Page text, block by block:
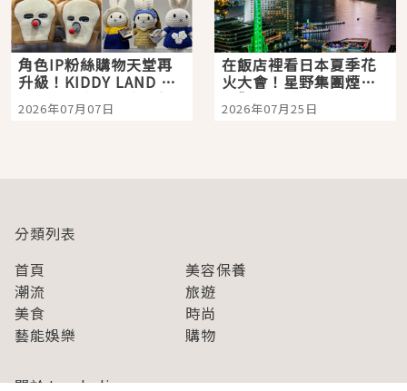
角色IP粉絲購物天堂再
升級！KIDDY LAND 原
宿店吉伊卡哇迎客，新
開幕 OMOKADO 店3分
2026年07月07日
在飯店裡看日本夏季花
火大會！星野集團煙火
景觀飯店6選，讓你不用
人擠人悠閒欣賞
2026年07月25日
分類列表
首頁
美容保養
潮流
旅遊
美食
時尚
藝能娛樂
購物
關於Japaholic